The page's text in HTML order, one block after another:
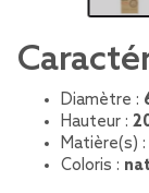
Diamètre :
Hauteur :
Matière(s) :
Coloris :